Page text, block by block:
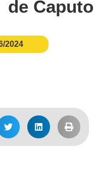
de Caputo
2024